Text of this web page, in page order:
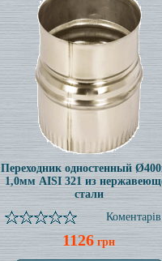
Переходник одностенный
1,0мм AISI 321 из
стали
1126грн